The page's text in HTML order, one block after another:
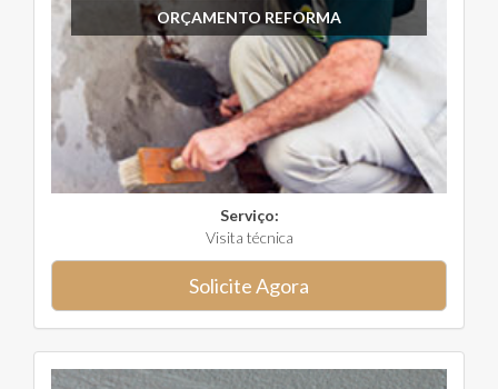
ORÇAMENTO REFORMA
Serviço:
Visita técnica
Solicite Agora